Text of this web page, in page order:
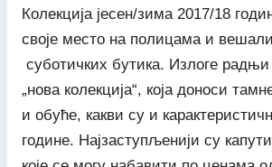
Колекција јесен/зима 2017/18
своје место на полицама и
суботичких бутика. Излоге радњи
„нова колекција“, која доноси
и обуће, какви су и
године. Најзаступљенији су